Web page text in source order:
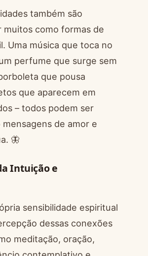
também são
como formas de
Uma música que toca no
perfume que surge sem
que pousa
que aparecem em
– todos podem ser
de amor e
🦋
Intuição e
sensibilidade espiritual
dessas conexões
meditação, oração,